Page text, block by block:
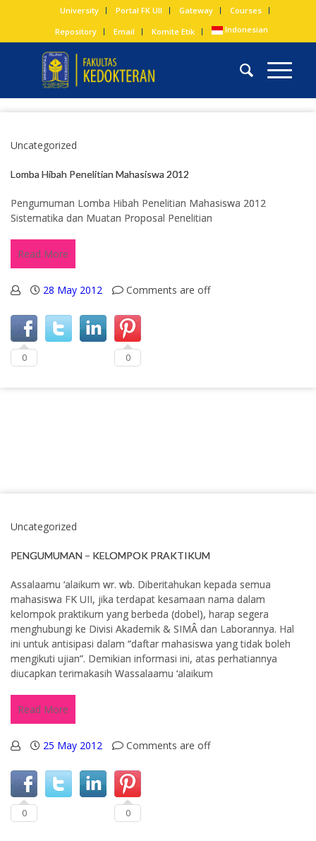
University Portal FK UII Gateway
Courses
Repository
Email Komite Etik Indonesian
Uncategorized
Lomba Hibah Penelitian Mahasiswa 2012
Pengumuman Lomba Hibah Penelitian Mahasiswa 2012
Sistematika dan Muatan Proposal Penelitian
Read More
28 May 2012 Comments are off
0 0
Uncategorized
PENGUMUMAN – KELOMPOK PRAKTIKUM
Assalaamu ‘alaikum wr. wb. Diberitahukan kepada semua
mahasiswa FK UII, jika terdapat kesamaan nama dalam
kelompok praktikum yang berbeda (dobel), harap segera
menghubungi ke Divisi Akademik & SIMÂ dan Laborannya. Hal
ini untuk antisipasi dalam “daftar mahasiswa yang tidak boleh
mengikuti ujian”. Demikian informasi ini, atas perhatiannya
diucapkan terimakasih Wassalaamu ‘alaikum
Read More
25 May 2012 Comments are off
0 0